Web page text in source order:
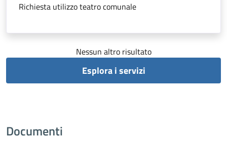
Richiesta utilizzo teatro comunale
Nessun altro risultato
Esplora i servizi
Documenti